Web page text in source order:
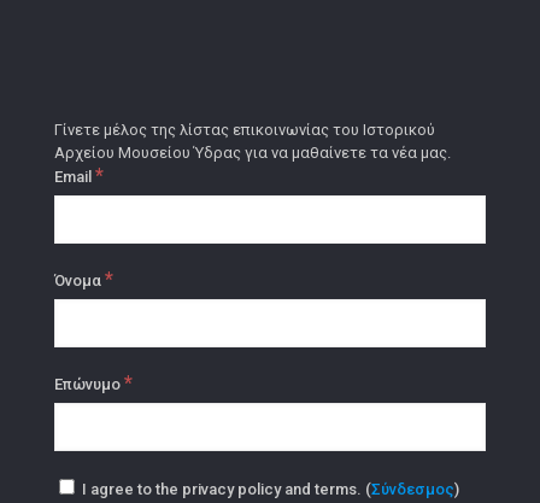
Γίνετε μέλος της λίστας επικοινωνίας του Ιστορικού
Αρχείου Μουσείου Ύδρας για να μαθαίνετε τα νέα μας.
Email *
Όνομα *
Επώνυμο *
I agree to the privacy policy and terms. (Σύνδεσμος)